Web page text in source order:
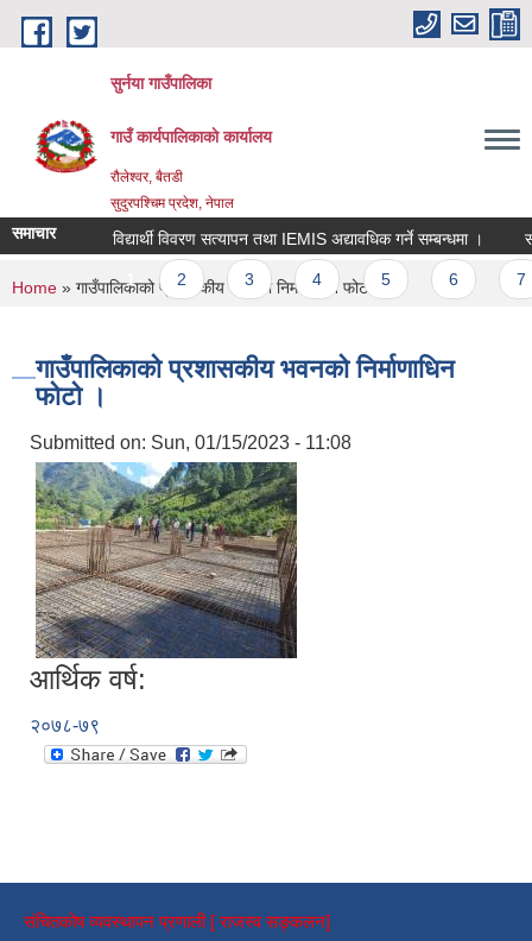
Skip to main content
सुर्नया गाउँपालिका
गाउँ कार्यपालिकाकाे कार्यालय
रौलेश्वर, बैतडी
सुदुरपश्चिम प्रदेश, नेपाल
समाचार विद्यार्थी विवरण सत्यापन तथा IEMIS अद्यावधिक गर्ने सम्बन्धमा ।
Pages
1 2 3 4 5 6 7
You are here
Home » गाउँपालिकाको प्रशासकीय भवनको निर्माणाधिन फोटो ।
गाउँपालिकाको प्रशासकीय भवनको निर्माणाधिन
फोटो ।
Submitted on: Sun, 01/15/2023 - 11:08
आर्थिक वर्ष:
२०७८-७९
संचितकोष व्यवस्थापन प्रणाली [ राजस्व सङ्कलन]